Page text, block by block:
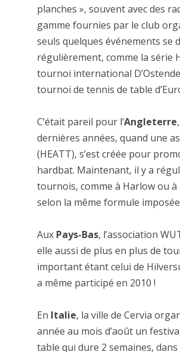
planches », souvent avec des
gamme fournies par le club
seuls quelques événements se
régulièrement, comme la série
tournoi international
tournoi de tennis de table
C’était pareil pour l’Angleterre
dernières années, quand une
(HEATT), s’est créée pour
hardbat. Maintenant, il y a
tournois, comme à Harlow ou
selon la même formule
Aux Pays-Bas, l’association
elle aussi de plus en plus de
important étant celui de
a même participé en 2010 !
En Italie, la ville de Cervia
année au mois d’août un
table qui dure 2 semaines,